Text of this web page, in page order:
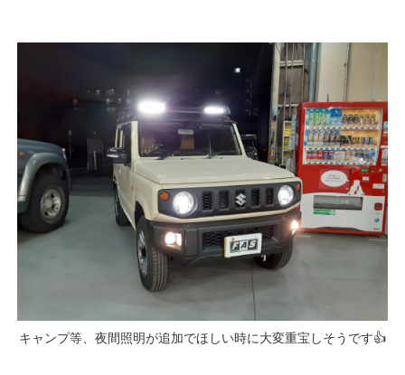
キャンプ等、夜間照明が追加でほしい時に大変重宝しそうです👍